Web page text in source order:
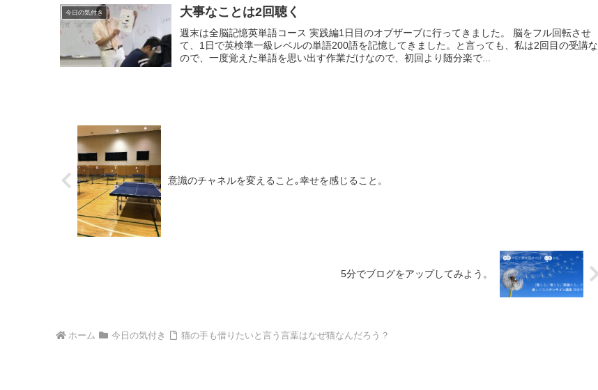
今日の気付き 大事なことは2回聴く
週末は全脳記憶英単語コース 実践編1日目のオブザーブに行ってきました。 脳をフル回転させ
て、1日で英検準一級レベルの単語200語を記憶してきました。と言っても、私は2回目の受講な
ので、一度覚えた単語を思い出す作業だけなので、初回より随分楽で...
意識のチャネルを変えること｡幸せを感じること。
5分でブログをアップしてみよう。
ホーム 今日の気付き 猫の手も借りたいと言う言葉はなぜ猫なんだろう？